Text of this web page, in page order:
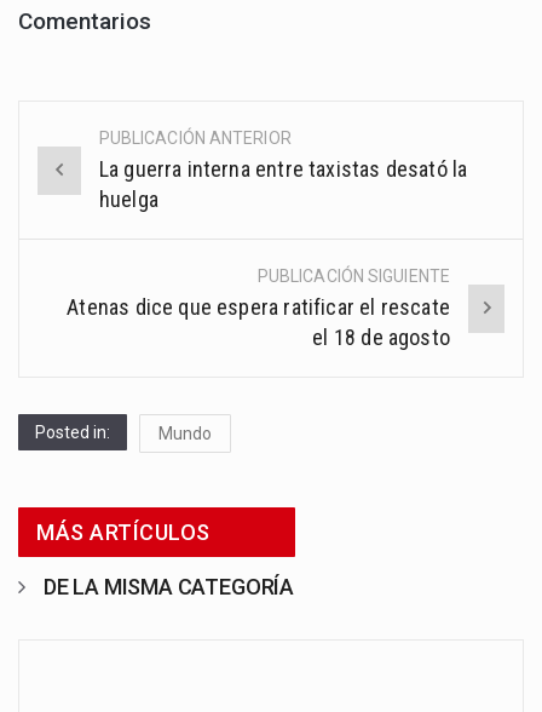
Comentarios
Post
navigation
PUBLICACIÓN ANTERIOR
La guerra interna entre taxistas desató la
huelga
PUBLICACIÓN SIGUIENTE
Atenas dice que espera ratificar el rescate
el 18 de agosto
Posted in: Mundo
MÁS ARTÍCULOS
DE LA MISMA CATEGORÍA